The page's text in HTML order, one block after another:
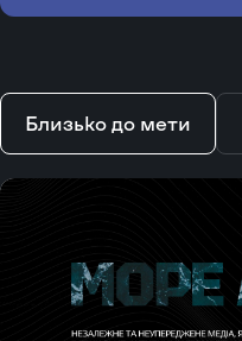
Близько до мети